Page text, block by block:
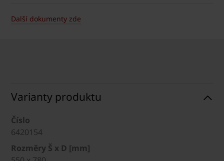
Další dokumenty zde
Varianty produktu
Číslo
6420154
Rozměry Š x D [mm]